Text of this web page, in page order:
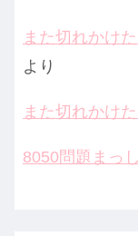
また切れかけ
より
また切れかけ
8050問題まっ